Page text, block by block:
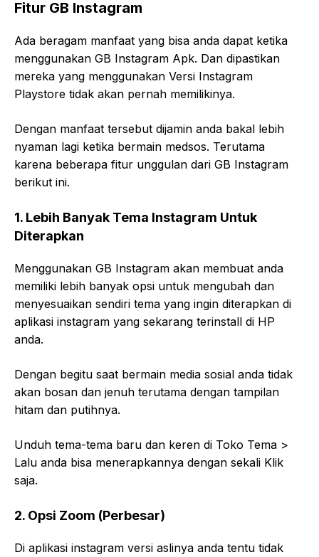
Fitur GB Instagram
Ada beragam manfaat yang bisa anda dapat ketika
menggunakan GB Instagram Apk. Dan dipastikan
mereka yang menggunakan Versi Instagram
Playstore tidak akan pernah memilikinya.
Dengan manfaat tersebut dijamin anda bakal lebih
nyaman lagi ketika bermain medsos. Terutama
karena beberapa fitur unggulan dari GB Instagram
berikut ini.
1. Lebih Banyak Tema Instagram Untuk
Diterapkan
Menggunakan GB Instagram akan membuat anda
memiliki lebih banyak opsi untuk mengubah dan
menyesuaikan sendiri tema yang ingin diterapkan di
aplikasi instagram yang sekarang terinstall di HP
anda.
Dengan begitu saat bermain media sosial anda tidak
akan bosan dan jenuh terutama dengan tampilan
hitam dan putihnya.
Unduh tema-tema baru dan keren di Toko Tema >
Lalu anda bisa menerapkannya dengan sekali Klik
saja.
2. Opsi Zoom (Perbesar)
Di aplikasi instagram versi aslinya anda tentu tidak